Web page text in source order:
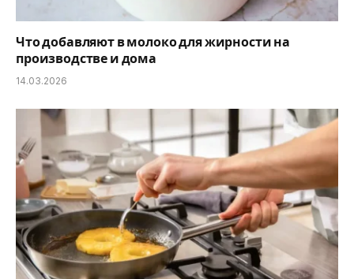
Что добавляют в молоко для жирности на
производстве и дома
14.03.2026